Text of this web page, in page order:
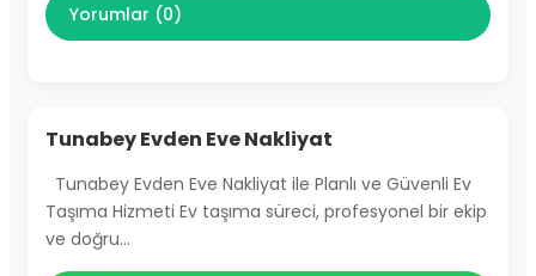
Yorumlar (0)
Tunabey Evden Eve Nakliyat
Tunabey Evden Eve Nakliyat ile Planlı ve Güvenli Ev
Taşıma Hizmeti Ev taşıma süreci, profesyonel bir ekip
ve doğru…